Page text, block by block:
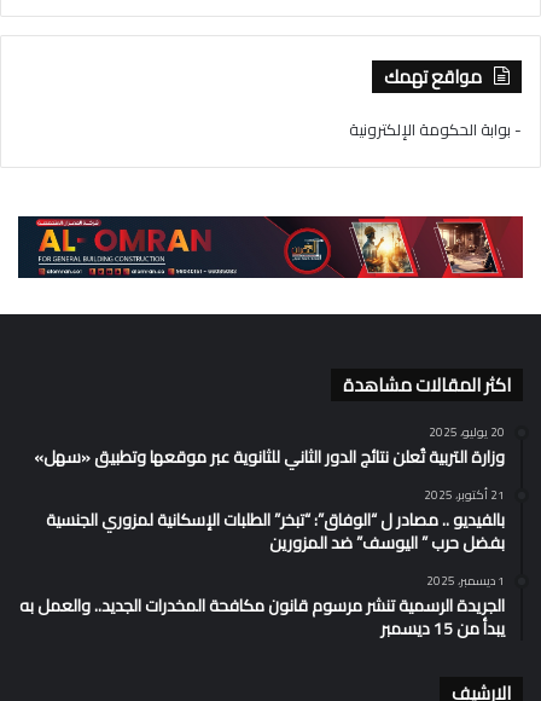
مواقع تهمك
- بوابة الحكومة الإلكترونية
اكثر المقالات مشاهدة
20 يوليو، 2025
وزارة التربية تُعلن نتائج الدور الثاني للثانوية عبر موقعها وتطبيق «سهل»
21 أكتوبر، 2025
بالفيديو .. مصادر ل “الوفاق”: “تبخر” الطلبات الإسكانية لمزوري الجنسية
بفضل حرب ” اليوسف” ضد المزورين
1 ديسمبر، 2025
الجريدة الرسمية تنشر مرسوم قانون مكافحة المخدرات الجديد.. والعمل به
يبدأ من 15 ديسمبر
الارشيف